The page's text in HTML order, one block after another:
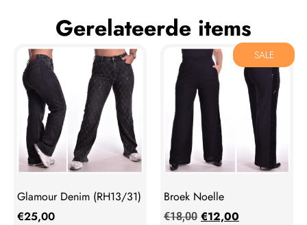
Gerelateerde items
Glamour Denim (RH13/31)
€25,00
SALE
Broek Noelle
€18,00 €12,00